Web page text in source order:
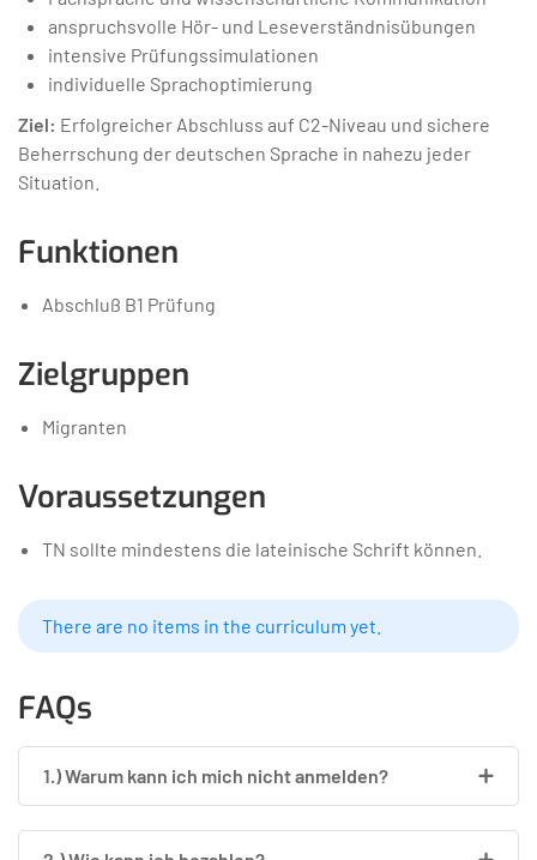
anspruchsvolle Hör- und Leseverständnisübungen
intensive Prüfungssimulationen
individuelle Sprachoptimierung
Ziel: Erfolgreicher Abschluss auf C2-Niveau und sichere
Beherrschung der deutschen Sprache in nahezu jeder
Situation.
Funktionen
Abschluß B1 Prüfung
Zielgruppen
Migranten
Voraussetzungen
TN sollte mindestens die lateinische Schrift können.
There are no items in the curriculum yet.
FAQs
1.) Warum kann ich mich nicht anmelden?